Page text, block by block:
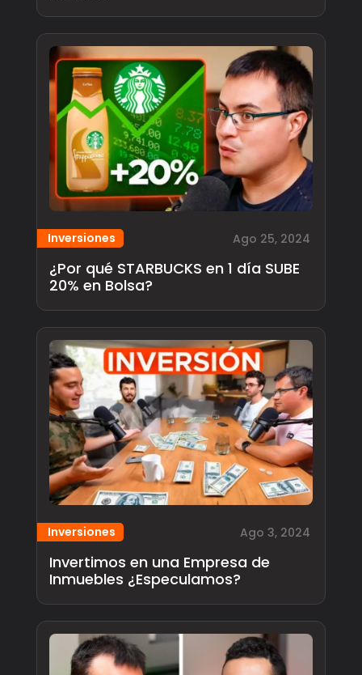
Inversiones Ago 25, 2024
¿Por qué STARBUCKS en 1 día SUBE
20% en Bolsa?
Inversiones Ago 3, 2024
Invertimos en una Empresa de
Inmuebles ¿Especulamos?